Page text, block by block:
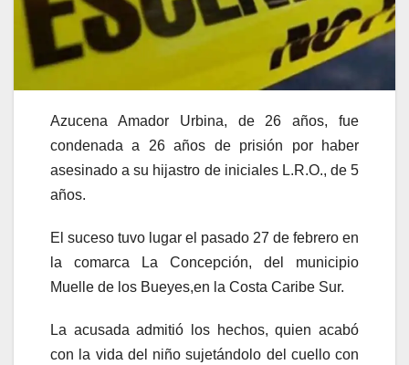
Azucena Amador Urbina, de 26 años, fue
condenada a 26 años de prisión por haber
asesinado a su hijastro de iniciales L.R.O., de 5
años.
El suceso tuvo lugar el pasado 27 de febrero en
la comarca La Concepción, del municipio
Muelle de los Bueyes,en la Costa Caribe Sur.
La acusada admitió los hechos, quien acabó
con la vida del niño sujetándolo del cuello con